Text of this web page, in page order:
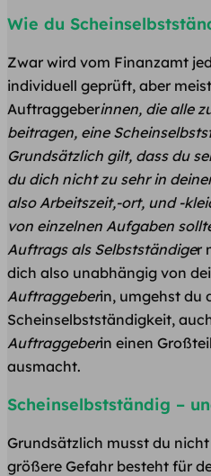
Wie du
Zwar wird vom Finanzamt
individuell geprüft, aber
Auftraggeberinnen, die alle
beitragen, eine
Grundsätzlich gilt, dass du
du dich nicht zu sehr in
also Arbeitszeit,-ort, und -
von einzelnen Aufgaben
Auftrags als Selbstständiger
dich also unabhängig von
Auftraggeberin, umgehst du
Scheinselbstständigkeit,
Auftraggeberin einen
ausmacht.
Scheinselbstständig –
Grundsätzlich musst du
größere Gefahr besteht für